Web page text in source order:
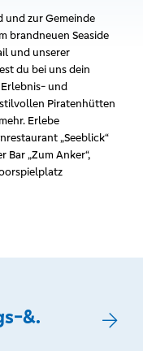
und zur Gemeinde
brandneuen Seaside
und unserer
du bei uns dein
Erlebnis- und
Piratenhütten
Erlebe
„Seeblick“
„Zum Anker“,
&.